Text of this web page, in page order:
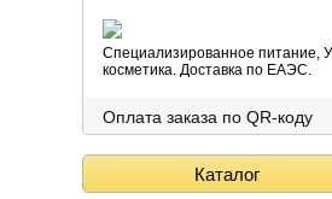
Специализированное питание,
косметика. Доставка по ЕАЭС.
Оплата заказа по QR-коду
Каталог